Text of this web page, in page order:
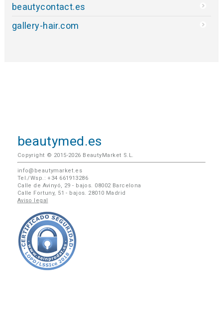
beautycontact.es
gallery-hair.com
beautymed.es
Copyright © 2015-2026 BeautyMarket S.L.
info@beautymarket.es
Tel./Wsp.: +34 661913286
Calle de Avinyó, 29 - bajos. 08002 Barcelona
Calle Fortuny, 51 - bajos. 28010 Madrid
Aviso legal